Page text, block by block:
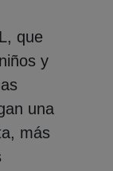
que
y
una
más